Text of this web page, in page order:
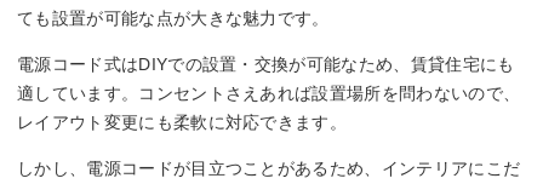
ても設置が可能な点が大きな魅力です。
電源コード式はDIYでの設置・交換が可能なため、賃貸住宅にも
適しています。コンセントさえあれば設置場所を問わないので、
レイアウト変更にも柔軟に対応できます。
しかし、電源コードが目立つことがあるため、インテリアにこだ